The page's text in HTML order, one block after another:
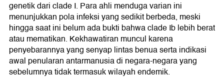
genetik dari clade I. Para ahli menduga varian ini
menunjukkan pola infeksi yang sedikit berbeda, meski
hingga saat ini belum ada bukti bahwa clade Ib lebih berat
atau mematikan. Kekhawatiran muncul karena
penyebarannya yang senyap lintas benua serta indikasi
awal penularan antarmanusia di negara-negara yang
sebelumnya tidak termasuk wilayah endemik.